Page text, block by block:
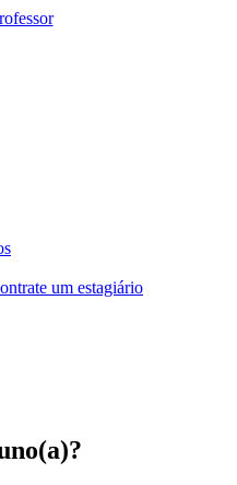
um estagiário